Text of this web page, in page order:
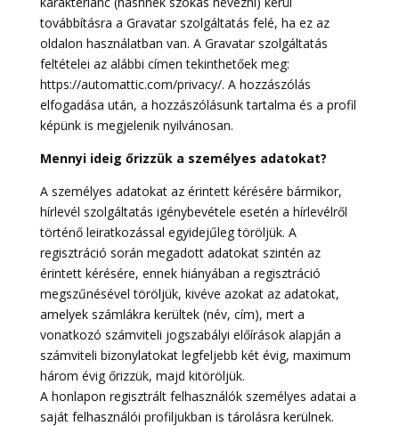
továbbításra a Gravatar szolgáltatás felé, ha ez az
oldalon használatban van. A Gravatar szolgáltatás
feltételei az alábbi címen tekinthetőek meg:
https://automattic.com/privacy/. A hozzászólás
elfogadása után, a hozzászólásunk tartalma és a profil
képünk is megjelenik nyilvánosan.
Mennyi ideig őrizzük a személyes adatokat?
A személyes adatokat az érintett kérésére bármikor,
hírlevél szolgáltatás igénybevétele esetén a hírlevélről
történő leiratkozással egyidejűleg töröljük. A
regisztráció során megadott adatokat szintén az
érintett kérésére, ennek hiányában a regisztráció
megszűnésével töröljük, kivéve azokat az adatokat,
amelyek számlákra kerültek (név, cím), mert a
vonatkozó számviteli jogszabályi előírások alapján a
számviteli bizonylatokat legfeljebb két évig, maximum
három évig őrizzük, majd kitöröljük.
A honlapon regisztrált felhasználók személyes adatai a
saját felhasználói profiljukban is tárolásra kerülnek.